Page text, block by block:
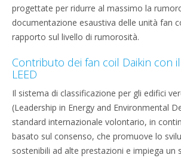
progettate per ridurre al massimo la
documentazione esaustiva delle unità fan
rapporto sul livello di rumorosità.
Contributo dei fan coil Daikin con
LEED
Il sistema di classificazione per gli edifici
(Leadership in Energy and Environmental
standard internazionale volontario, in
basato sul consenso, che promuove lo
sostenibili ad alte prestazioni e impiega un